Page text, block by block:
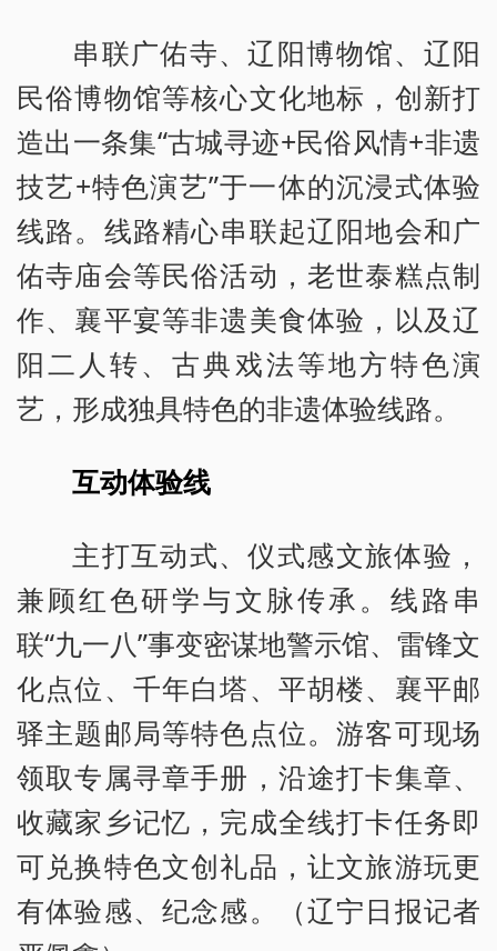
串联广佑寺、辽阳博物馆、辽阳
民俗博物馆等核心文化地标，创新打
造出一条集“古城寻迹+民俗风情+非遗
技艺+特色演艺”于一体的沉浸式体验
线路。线路精心串联起辽阳地会和广
佑寺庙会等民俗活动，老世泰糕点制
作、襄平宴等非遗美食体验，以及辽
阳二人转、古典戏法等地方特色演
艺，形成独具特色的非遗体验线路。
互动体验线
主打互动式、仪式感文旅体验，
兼顾红色研学与文脉传承。线路串
联“九一八”事变密谋地警示馆、雷锋文
化点位、千年白塔、平胡楼、襄平邮
驿主题邮局等特色点位。游客可现场
领取专属寻章手册，沿途打卡集章、
收藏家乡记忆，完成全线打卡任务即
可兑换特色文创礼品，让文旅游玩更
有体验感、纪念感。（辽宁日报记者